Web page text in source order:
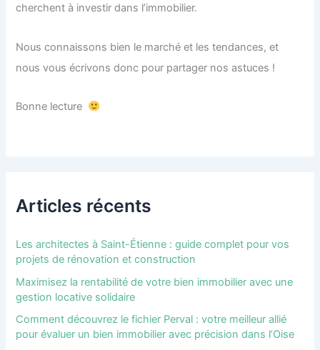
cherchent à investir dans l’immobilier.
Nous connaissons bien le marché et les tendances, et
nous vous écrivons donc pour partager nos astuces !
Bonne lecture
Articles récents
Les architectes à Saint-Étienne : guide complet pour vos
projets de rénovation et construction
Maximisez la rentabilité de votre bien immobilier avec une
gestion locative solidaire
Comment découvrez le fichier Perval : votre meilleur allié
pour évaluer un bien immobilier avec précision dans l’Oise